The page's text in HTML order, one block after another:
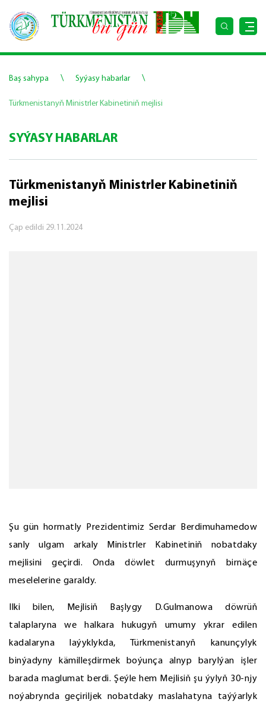
Baş sahypa \ Syýasy habarlar \
Türkmenistanyň Ministrler Kabinetiniň mejlisi
SYÝASY HABARLAR
Türkmenistanyň Ministrler Kabinetiniň
mejlisi
Çap edildi 29.11.2024
Şu gün hormatly Prezidentimiz Serdar Berdimuhamedow
sanly ulgam arkaly Ministrler Kabinetiniň nobatdaky
mejlisini geçirdi. Onda döwlet durmuşynyň birnäçe
meselelerine garaldy.
Ilki bilen, Mejlisiň Başlygy D.Gulmanowa döwrüň
talaplaryna we halkara hukugyň umumy ykrar edilen
kadalaryna laýyklykda, Türkmenistanyň kanunçylyk
binýadyny kämilleşdirmek boýunça alnyp barylýan işler
barada maglumat berdi. Şeýle hem Mejlisiň şu ýylyň 30-njy
noýabrynda geçiriljek nobatdaky maslahatyna taýýarlyk